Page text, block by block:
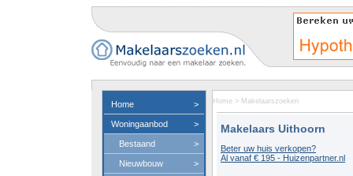
Home >
Woningaanbod >
Bestaand >
Nieuwbouw >
Home > Makelaarszoeken
Makelaars Uithoorn
Beter uw huis verkopen?
Al vanaf € 195 - Huizenpartner.nl